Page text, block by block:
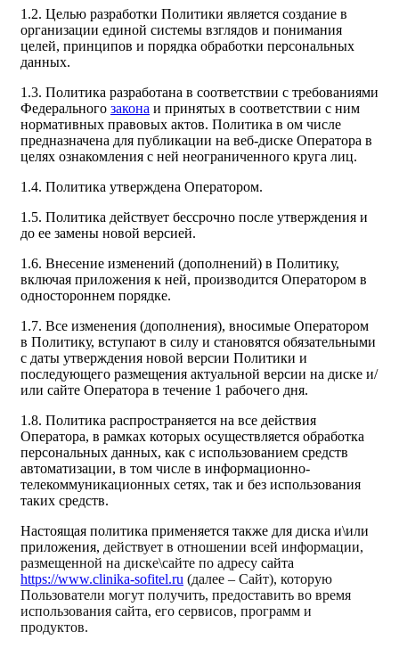
1.2. Целью разработки Политики является создание в
организации единой системы взглядов и понимания
целей, принципов и порядка обработки персональных
данных.
1.3. Политика разработана в соответствии с требованиями
Федерального закона и принятых в соответствии с ним
нормативных правовых актов. Политика в ом числе
предназначена для публикации на веб-диске Оператора в
целях ознакомления с ней неограниченного круга лиц.
1.4. Политика утверждена Оператором.
1.5. Политика действует бессрочно после утверждения и
до ее замены новой версией.
1.6. Внесение изменений (дополнений) в Политику,
включая приложения к ней, производится Оператором в
одностороннем порядке.
1.7. Все изменения (дополнения), вносимые Оператором
в Политику, вступают в силу и становятся обязательными
с даты утверждения новой версии Политики и
последующего размещения актуальной версии на диске и/
или сайте Оператора в течение 1 рабочего дня.
1.8. Политика распространяется на все действия
Оператора, в рамках которых осуществляется обработка
персональных данных, как с использованием средств
автоматизации, в том числе в информационно-
телекоммуникационных сетях, так и без использования
таких средств.
Настоящая политика применяется также для диска и\или
приложения, действует в отношении всей информации,
размещенной на диске\сайте по адресу сайта
https://www.clinika-sofitel.ru (далее – Сайт), которую
Пользователи могут получить, предоставить во время
использования сайта, его сервисов, программ и
продуктов.